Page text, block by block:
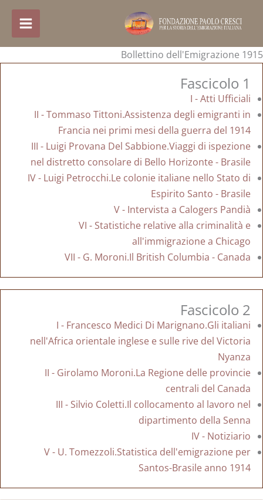
Bollettino dell'Emigrazione 1915
Fascicolo 1
I - Atti Ufficiali
II - Tommaso Tittoni.Assistenza degli emigranti in
Francia nei primi mesi della guerra del 1914
III - Luigi Provana Del Sabbione.Viaggi di ispezione
nel distretto consolare di Bello Horizonte - Brasile
IV - Luigi Petrocchi.Le colonie italiane nello Stato di
Espirito Santo - Brasile
V - Intervista a Calogers Pandià
VI - Statistiche relative alla criminalità e
all'immigrazione a Chicago
VII - G. Moroni.Il British Columbia - Canada
Fascicolo 2
I - Francesco Medici Di Marignano.Gli italiani
nell'Africa orientale inglese e sulle rive del Victoria
Nyanza
II - Girolamo Moroni.La Regione delle provincie
centrali del Canada
III - Silvio Coletti.Il collocamento al lavoro nel
dipartimento della Senna
IV - Notiziario
V - U. Tomezzoli.Statistica dell'emigrazione per
Santos-Brasile anno 1914